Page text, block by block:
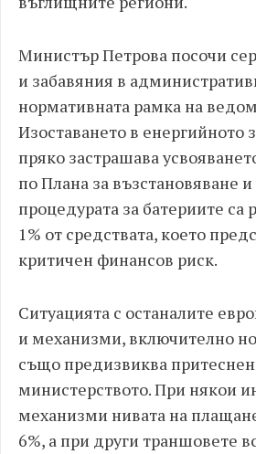
Министър Петрова посочи
и забавяния в
нормативната рамка на
Изоставането в енергийното
пряко застрашава
по Плана за възстановяване
процедурата за батериите са
1% от средствата, което
критичен финансов риск.
Ситуацията с останалите
и механизми, включително
също предизвиква
министерството. При някои
механизми нивата на
6%, а при други траншовете